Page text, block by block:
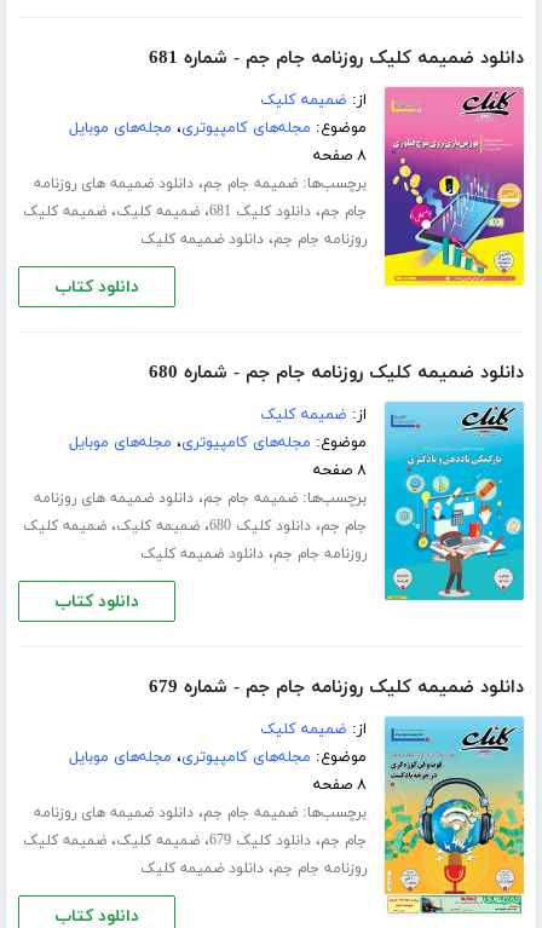
دانلود ضمیمه کلیک روزنامه جام جم - شماره 681
از: ضمیمه کلیک
موضوع: مجله‌های کامپیوتری، مجله‌های موبایل
۸ صفحه
برچسب‌ها:ضمیمه جام جم،دانلود ضمیمه های روزنامه
جام جم،دانلود کلیک 681 ،ضمیمه کلیک،ضمیمه کلیک
روزنامه جام جم،دانلود ضمیمه کلیک
دانلود کتاب
دانلود ضمیمه کلیک روزنامه جام جم - شماره 680
از: ضمیمه کلیک
موضوع: مجله‌های کامپیوتری، مجله‌های موبایل
۸ صفحه
برچسب‌ها:ضمیمه جام جم،دانلود ضمیمه های روزنامه
جام جم،دانلود کلیک 680 ،ضمیمه کلیک،ضمیمه کلیک
روزنامه جام جم،دانلود ضمیمه کلیک
دانلود کتاب
دانلود ضمیمه کلیک روزنامه جام جم - شماره 679
از: ضمیمه کلیک
موضوع: مجله‌های کامپیوتری، مجله‌های موبایل
۸ صفحه
برچسب‌ها:ضمیمه جام جم،دانلود ضمیمه های روزنامه
جام جم،دانلود کلیک 679 ،ضمیمه کلیک،ضمیمه کلیک
روزنامه جام جم،دانلود ضمیمه کلیک
دانلود کتاب